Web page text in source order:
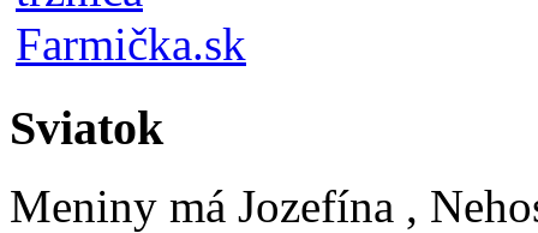
Sviatok
Meniny má Jozefína ,